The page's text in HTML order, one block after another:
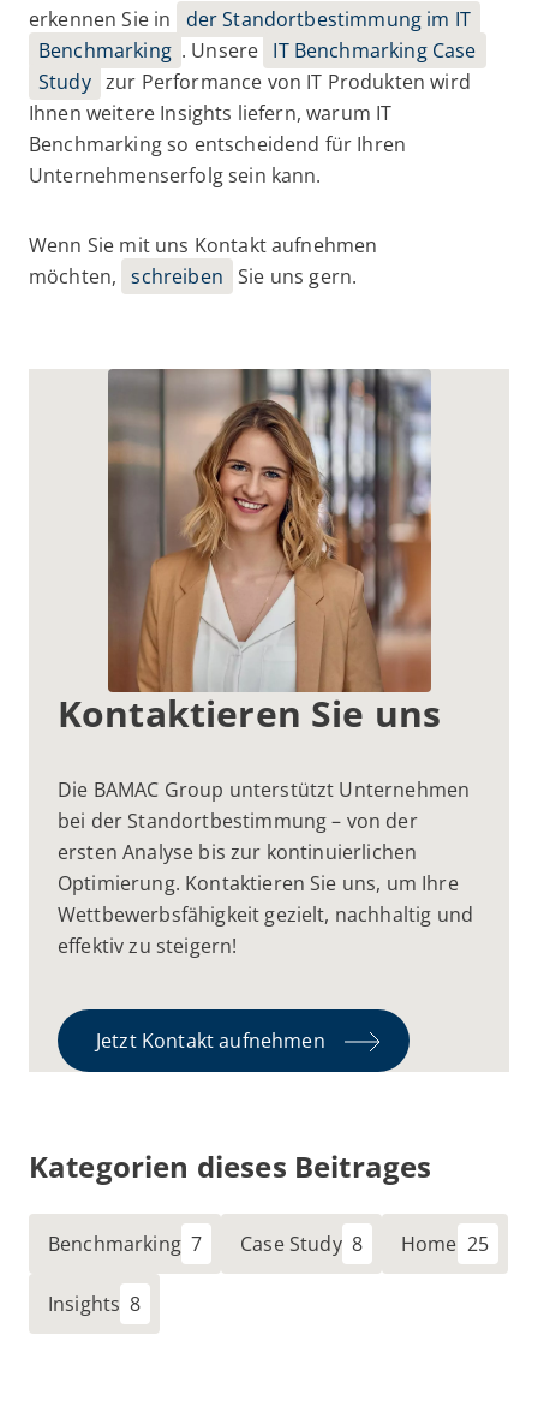
erkennen Sie in
der Standortbestimmung im IT
Benchmarking . Unsere IT Benchmarking Case
Study zur Performance von IT Produkten wird
Ihnen weitere Insights liefern, warum IT
Benchmarking so entscheidend für Ihren
Unternehmenserfolg sein kann.
Wenn Sie mit uns Kontakt aufnehmen
möchten,
schreiben Sie uns gern.
Kontaktieren Sie uns
Die BAMAC Group unterstützt Unternehmen
bei der Standortbestimmung – von der
ersten Analyse bis zur kontinuierlichen
Optimierung. Kontaktieren Sie uns, um Ihre
Wettbewerbsfähigkeit gezielt, nachhaltig und
effektiv zu steigern!
Jetzt Kontakt aufnehmen
Kategorien dieses Beitrages
Benchmarking Case Study Home
Insights